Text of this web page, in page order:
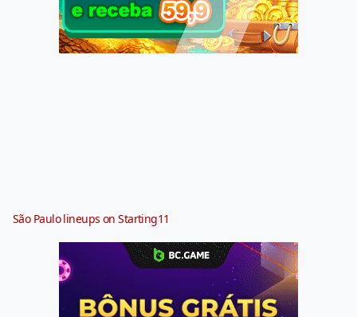
São Paulo lineups on Starting11